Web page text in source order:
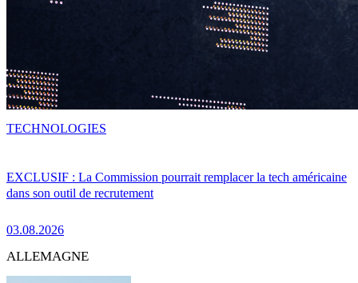
EXCLUSIF : La Commission pourrait remplacer la tech américaine
dans son outil de recrutement
03.08.2026
TECHNOLOGIES
ALLEMAGNE